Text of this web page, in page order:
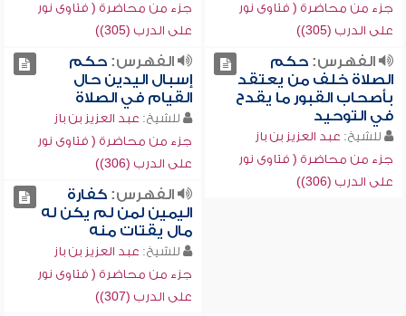
جزء من محاضرة ( فتاوى نور
على الدرب (305))
جزء من محاضرة ( فتاوى نور
على الدرب (305))
الفهرس:حكم
الصلاة خلف من يعتقد
بأصحاب القبور ما يقدح
في التوحيد
للشيخ: عبد العزيز بن باز
جزء من محاضرة ( فتاوى نور
على الدرب (306))
الفهرس:حكم
إسبال اليدين حال
القيام في الصلاة
للشيخ: عبد العزيز بن باز
جزء من محاضرة ( فتاوى نور
على الدرب (306))
الفهرس:كفارة
اليمين لمن لم يكن له
مال يقتات منه
للشيخ: عبد العزيز بن باز
جزء من محاضرة ( فتاوى نور
على الدرب (307))